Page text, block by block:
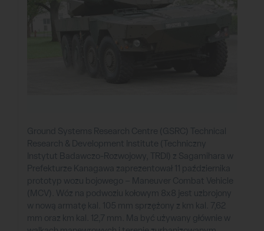
Ground Systems Research Centre (GSRC) Technical
Research & Development Institute (Techniczny
Instytut Badawczo-Rozwojowy, TRDI) z Sagamihara w
Prefekturze Kanagawa zaprezentował 11 października
prototyp wozu bojowego – Maneuver Combat Vehicle
(MCV). Wóz na podwoziu kołowym 8x8 jest uzbrojony
w nową armatę kal. 105 mm sprzężony z km kal. 7,62
mm oraz km kal. 12,7 mm. Ma być używany głównie w